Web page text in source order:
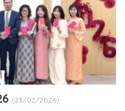
(23/02/2026)